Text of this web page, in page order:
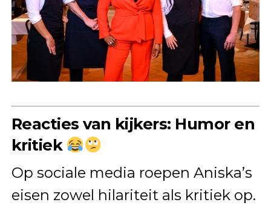
Reacties van kijkers: Humor en
kritiek
Op sociale media roepen Aniska’s
eisen zowel hilariteit als kritiek op.